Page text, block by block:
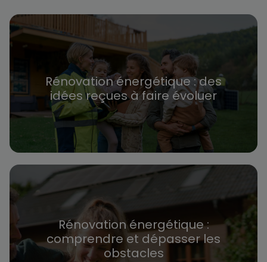
Rénovation énergétique : des
idées reçues à faire évoluer
Rénovation énergétique :
comprendre et dépasser les
obstacles